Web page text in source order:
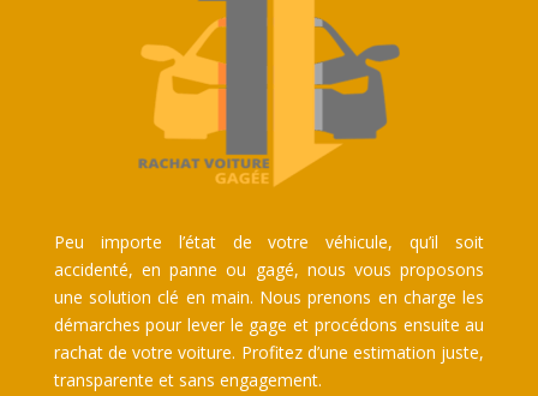
Peu importe l’état de votre véhicule, qu’il soit
accidenté, en panne ou gagé, nous vous proposons
une solution clé en main. Nous prenons en charge les
démarches pour lever le gage et procédons ensuite au
rachat de votre voiture. Profitez d’une estimation juste,
transparente et sans engagement.